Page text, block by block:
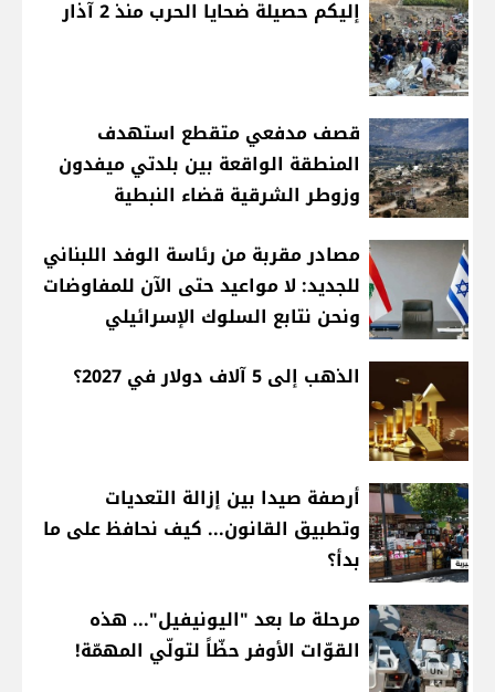
إليكم حصيلة ضحايا الحرب منذ 2 آذار
قصف مدفعي متقطع استهدف
المنطقة الواقعة بين بلدتي ميفدون
وزوطر الشرقية قضاء النبطية
مصادر مقربة من رئاسة الوفد اللبناني
للجديد: لا مواعيد حتى الآن للمفاوضات
ونحن نتابع السلوك الإسرائيلي
الذهب إلى 5 آلاف دولار في 2027؟
أرصفة صيدا بين إزالة التعديات
وتطبيق القانون... كيف نحافظ على ما
بدأ؟
مرحلة ما بعد "اليونيفيل"... هذه
القوّات الأوفر حظّاً لتولّي المهمّة!